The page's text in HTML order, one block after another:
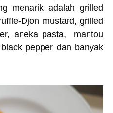
menarik adalah grilled
Djon mustard, grilled
aneka pasta, mantou
pepper dan banyak